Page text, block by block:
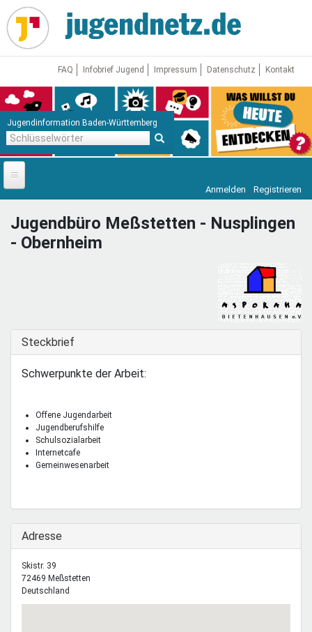
Direkt
zum
Inhalt
FAQ Infobrief Jugend Impressum Datenschutz Kontakt
Jugendinformation Baden-Württemberg
Startseite
News
Jugendnetz
Schule & Beruf
Demokratie & Beteiligung
Anmelden Registrieren
Jugendbüro Meßstetten - Nusplingen
- Obernheim
Ausblenden
Steckbrief
Schwerpunkte der Arbeit:
Offene Jugendarbeit
Jugendberufshilfe
Schulsozialarbeit
Internetcafe
Gemeinwesenarbeit
Ausblenden
Adresse
Skistr. 39
72469 Meßstetten
Deutschland